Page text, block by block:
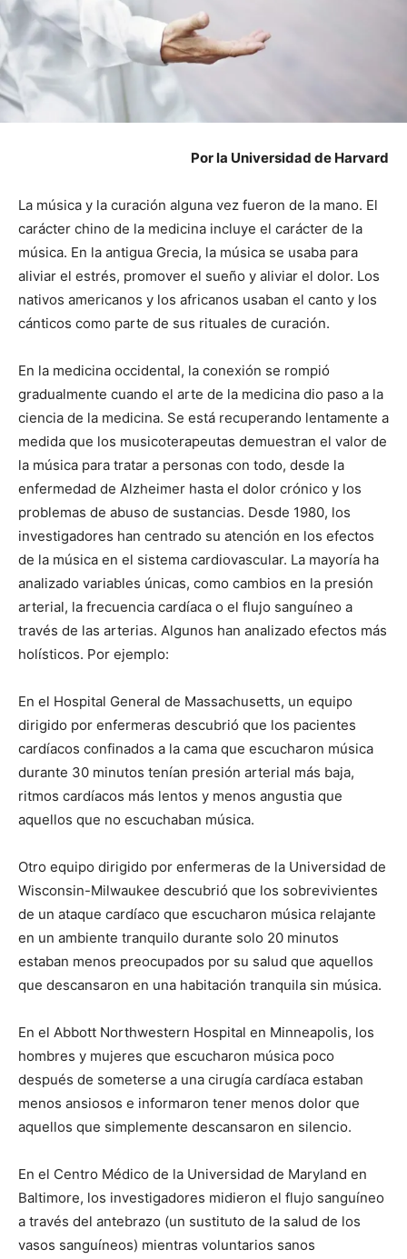
Por la Universidad de Harvard
La música y la curación alguna vez fueron de la mano. El
carácter chino de la medicina incluye el carácter de la
música. En la antigua Grecia, la música se usaba para
aliviar el estrés, promover el sueño y aliviar el dolor. Los
nativos americanos y los africanos usaban el canto y los
cánticos como parte de sus rituales de curación.
En la medicina occidental, la conexión se rompió
gradualmente cuando el arte de la medicina dio paso a la
ciencia de la medicina. Se está recuperando lentamente a
medida que los musicoterapeutas demuestran el valor de
la música para tratar a personas con todo, desde la
enfermedad de Alzheimer hasta el dolor crónico y los
problemas de abuso de sustancias. Desde 1980, los
investigadores han centrado su atención en los efectos
de la música en el sistema cardiovascular. La mayoría ha
analizado variables únicas, como cambios en la presión
arterial, la frecuencia cardíaca o el flujo sanguíneo a
través de las arterias. Algunos han analizado efectos más
holísticos. Por ejemplo:
En el Hospital General de Massachusetts, un equipo
dirigido por enfermeras descubrió que los pacientes
cardíacos confinados a la cama que escucharon música
durante 30 minutos tenían presión arterial más baja,
ritmos cardíacos más lentos y menos angustia que
aquellos que no escuchaban música.
Otro equipo dirigido por enfermeras de la Universidad de
Wisconsin-Milwaukee descubrió que los sobrevivientes
de un ataque cardíaco que escucharon música relajante
en un ambiente tranquilo durante solo 20 minutos
estaban menos preocupados por su salud que aquellos
que descansaron en una habitación tranquila sin música.
En el Abbott Northwestern Hospital en Minneapolis, los
hombres y mujeres que escucharon música poco
después de someterse a una cirugía cardíaca estaban
menos ansiosos e informaron tener menos dolor que
aquellos que simplemente descansaron en silencio.
En el Centro Médico de la Universidad de Maryland en
Baltimore, los investigadores midieron el flujo sanguíneo
a través del antebrazo (un sustituto de la salud de los
vasos sanguíneos) mientras voluntarios sanos